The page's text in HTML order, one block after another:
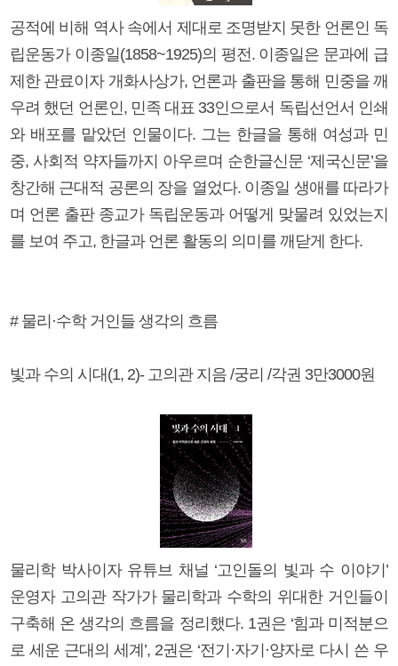
공적에 비해 역사 속에서 제대로 조명받지 못한 언론인 독
립운동가 이종일(1858~1925)의 평전. 이종일은 문과에 급
제한 관료이자 개화사상가, 언론과 출판을 통해 민중을 깨
우려 했던 언론인, 민족 대표 33인으로서 독립선언서 인쇄
와 배포를 맡았던 인물이다. 그는 한글을 통해 여성과 민
중, 사회적 약자들까지 아우르며 순한글신문 ‘제국신문’을
창간해 근대적 공론의 장을 열었다. 이종일 생애를 따라가
며 언론 출판 종교가 독립운동과 어떻게 맞물려 있었는지
를 보여 주고, 한글과 언론 활동의 의미를 깨닫게 한다.
# 물리·수학 거인들 생각의 흐름
빛과 수의 시대(1, 2)- 고의관 지음 /궁리 /각권 3만3000원
물리학 박사이자 유튜브 채널 ‘고인돌의 빛과 수 이야기’
운영자 고의관 작가가 물리학과 수학의 위대한 거인들이
구축해 온 생각의 흐름을 정리했다. 1권은 ‘힘과 미적분으
로 세운 근대의 세계’, 2권은 ‘전기·자기·양자로 다시 쓴 우